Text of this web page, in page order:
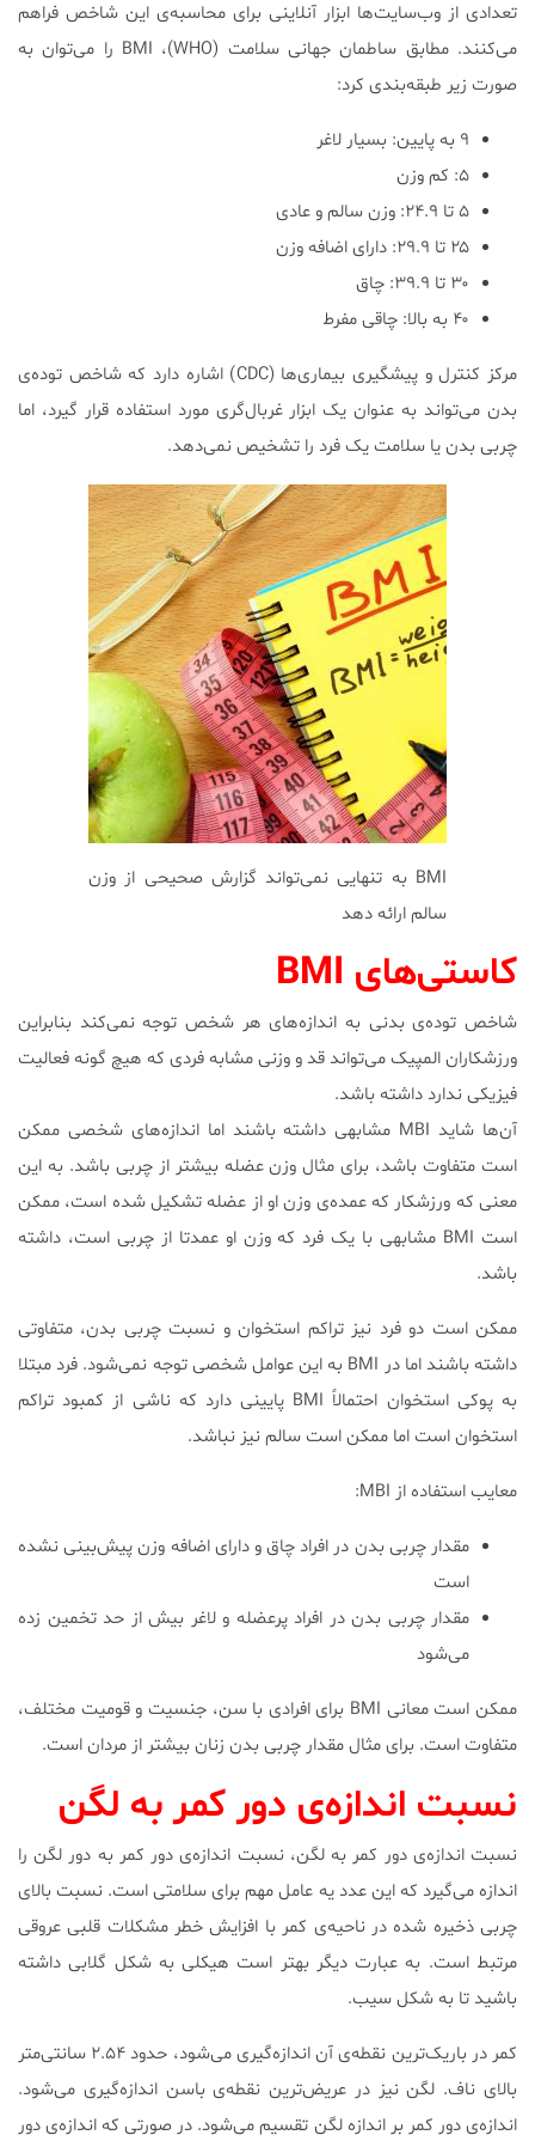
تعدادی از وب‌سایت‌ها ابزار آنلاینی برای محاسبه‌ی این شاخص فراهم
می‌کنند. مطابق ساطمان جهانی سلامت (WHO)، BMI را می‌توان به
صورت زیر طبقه‌بندی کرد:
۹ به پایین: بسیار لاغر
۵: کم وزن
۵ تا ۲۴.۹: وزن سالم و عادی
۲۵ تا ۲۹.۹: دارای اضافه وزن
۳۰ تا ۳۹.۹: چاق
۴۰ به بالا: چاقی مفرط
مرکز کنترل و پیشگیری بیماری‌ها (CDC) اشاره دارد که شاخص توده‌ی
بدن می‌تواند به عنوان یک ابزار غربال‌گری مورد استفاده قرار گیرد، اما
چربی بدن یا سلامت یک فرد را تشخیص نمی‌دهد.
BMI به تنهایی نمی‌تواند گزارش صحیحی از وزن
سالم ارائه دهد
کاستی‌های BMI
شاخص توده‌ی بدنی به اندازه‌های هر شخص توجه نمی‌کند بنابراین
ورزشکاران المپیک می‌تواند قد و وزنی مشابه فردی که هیچ گونه فعالیت
فیزیکی ندارد داشته باشد.
آن‌ها شاید MBI مشابهی داشته باشند اما اندازه‌های شخصی ممکن
است متفاوت باشد، برای مثال وزن عضله بیشتر از چربی باشد. به این
معنی که ورزشکار که عمده‌ی وزن او از عضله تشکیل شده است، ممکن
است BMI مشابهی با یک فرد که وزن او عمدتا از چربی است، داشته
باشد.
ممکن است دو فرد نیز تراکم استخوان و نسبت چربی بدن، متفاوتی
داشته باشند اما در BMI به این عوامل شخصی توجه نمی‌شود. فرد مبتلا
به پوکی استخوان احتمالاً BMI پایینی دارد که ناشی از کمبود تراکم
استخوان است اما ممکن است سالم نیز نباشد.
معایب استفاده از MBI:
مقدار چربی بدن در افراد چاق و دارای اضافه وزن پیش‌بینی نشده
است
مقدار چربی بدن در افراد پرعضله و لاغر بیش از حد تخمین زده
می‌شود
ممکن است معانی BMI برای افرادی با سن، جنسیت و قومیت مختلف،
متفاوت است. برای مثال مقدار چربی بدن زنان بیشتر از مردان است.
نسبت اندازه‌ی دور کمر به لگن
نسبت اندازه‌ی دور کمر به لگن، نسبت اندازه‌ی دور کمر به دور لگن را
اندازه می‌گیرد که این عدد یه عامل مهم برای سلامتی است. نسبت بالای
چربی ذخیره شده در ناحیه‌ی کمر با افزایش خطر مشکلات قلبی عروقی
مرتبط است. به عبارت دیگر بهتر است هیکلی به شکل گلابی داشته
باشید تا به شکل سیب.
کمر در باریک‌ترین نقطه‌ی آن اندازه‌گیری می‌شود، حدود ۲.۵۴ سانتی‌متر
بالای ناف. لگن نیز در عریض‌ترین نقطه‌ی باسن اندازه‌گیری می‌شود.
اندازه‌ی دور کمر بر اندازه لگن تقسیم می‌شود. در صورتی که اندازه‌ی دور